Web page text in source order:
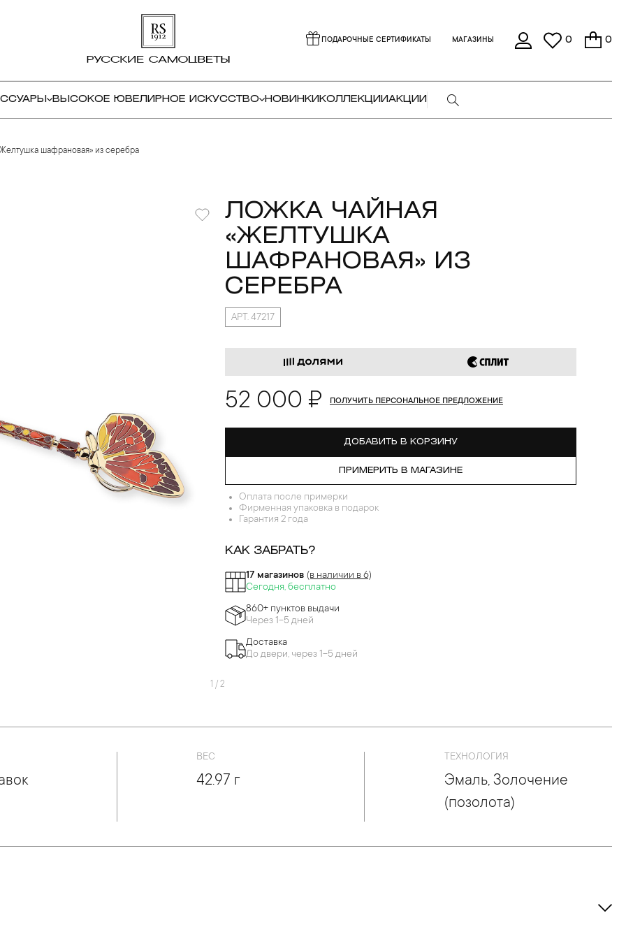
ПОДАРОЧНЫЕ СЕРТИФИКАТЫ МАГАЗИНЫ 0 0
ВЫСОКОЕ ЮВЕЛИРНОЕ ИСКУССТВО НОВИНКИ КОЛЛЕКЦИИАКЦИИ
шафрановая» из серебра
1 / 2
ЛОЖКА ЧАЙНАЯ
«ЖЕЛТУШКА
ШАФРАНОВАЯ» ИЗ
СЕРЕБРА
АРТ. 47217
52 000 ₽ ПОЛУЧИТЬ ПЕРСОНАЛЬНОЕ ПРЕДЛОЖЕНИЕ
ДОБАВИТЬ В КОРЗИНУ
ПРИМЕРИТЬ В МАГАЗИНЕ
Оплата после примерки
Фирменная упаковка в подарок
Гарантия 2 года
КАК ЗАБРАТЬ?
17 магазинов (в наличии в 6)
Сегодня, бесплатно
860+ пунктов выдачи
Через 1-5 дней
Доставка
До двери, через 1-5 дней
ВЕС
42.97 г
ТЕХНОЛОГИЯ
Эмаль, Золочение
(позолота)